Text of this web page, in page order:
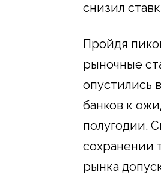
снизил
Пройдя
рыночные
опустились
банков к
полугодии.
сохранении
рынка